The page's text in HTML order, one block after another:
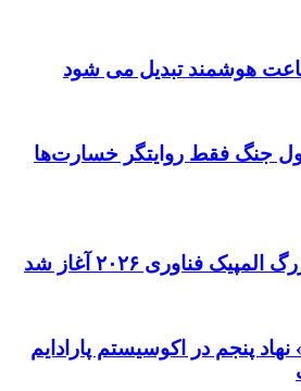
هوشمند تبدیل می شود
جنگ فقط روایتگر خسارت‌ها
فناوری ۲۰۲۶ آغاز شد
پنجم در اکوسیستم پارادایم